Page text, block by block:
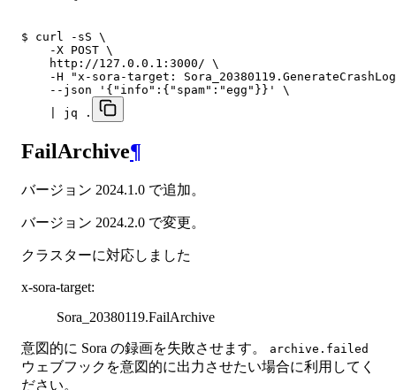
$ curl -sS \
    -X POST \
    http://127.0.0.1:3000/ \
-H "x-sora-target:
    --json '{"info":{"spam":"egg"}}' \
    | jq .
FailArchive¶
バージョン 2024.1.0 で追加。
バージョン 2024.2.0 で変更。
クラスターに対応しました
x-sora-target:
Sora_20380119.FailArchive
意図的に Sora の録画を失敗させます。 archive.failed
ウェブフックを意図的に出力させたい場合に利用してく
ださい。